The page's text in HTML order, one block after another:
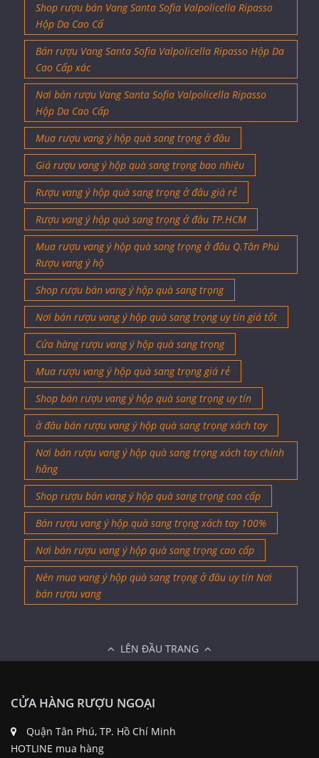
Shop rượu bán Vang Santa Sofia Valpolicella Ripasso
Hộp Da Cao Cấ
Bán rượu Vang Santa Sofia Valpolicella Ripasso Hộp Da
Cao Cấp xác
Nơi bán rượu Vang Santa Sofia Valpolicella Ripasso
Hộp Da Cao Cấp
Mua rượu vang ý hộp quà sang trọng ở đâu
Giá rượu vang ý hộp quà sang trọng bao nhiêu
Rượu vang ý hộp quà sang trọng ở đâu giá rẻ
Rượu vang ý hộp quà sang trọng ở đâu TP.HCM
Mua rượu vang ý hộp quà sang trọng ở đâu Q.Tân Phú
Rượu vang ý hộ
Shop rượu bán vang ý hộp quà sang trọng
Nơi bán rượu vang ý hộp quà sang trọng uy tín giá tốt
Cửa hàng rượu vang ý hộp quà sang trọng
Mua rượu vang ý hộp quà sang trọng giá rẻ
Shop bán rượu vang ý hộp quà sang trọng uy tín
ở đâu bán rượu vang ý hộp quà sang trọng xách tay
Nơi bán rượu vang ý hộp quà sang trọng xách tay chính
hãng
Shop rượu bán vang ý hộp quà sang trọng cao cấp
Bán rượu vang ý hộp quà sang trọng xách tay 100%
Nơi bán rượu vang ý hộp quà sang trọng cao cấp
Nên mua vang ý hộp quà sang trọng ở đâu uy tín Nơi
bán rượu vang
LÊN ĐẦU TRANG
CỬA HÀNG RƯỢU NGOẠI
Quận Tân Phú, TP. Hồ Chí Minh
HOTLINE mua hàng